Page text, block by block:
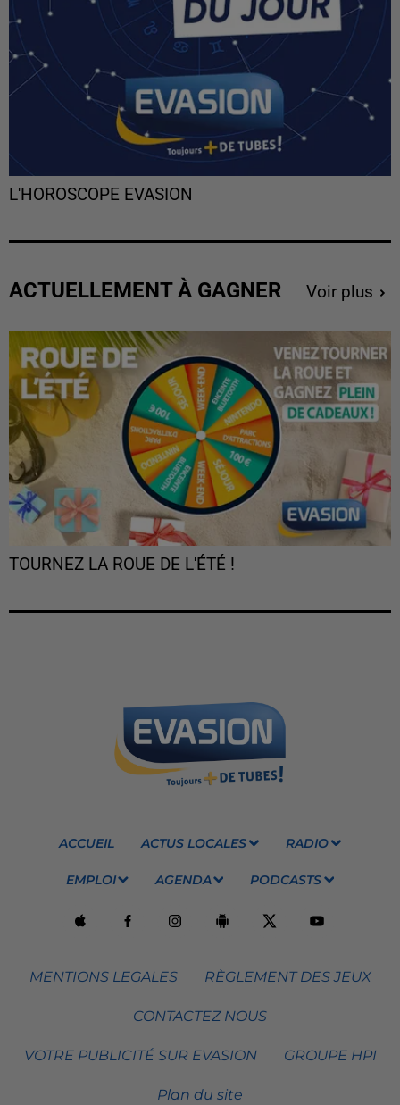
L'HOROSCOPE EVASION
ACTUELLEMENT À GAGNER Voir plus
TOURNEZ LA ROUE DE L'ÉTÉ !
ACCUEIL ACTUS LOCALES RADIO
EMPLOI AGENDA PODCASTS
MENTIONS LEGALES RÈGLEMENT DES JEUX
CONTACTEZ NOUS
VOTRE PUBLICITÉ SUR EVASION GROUPE HPI
Plan du site